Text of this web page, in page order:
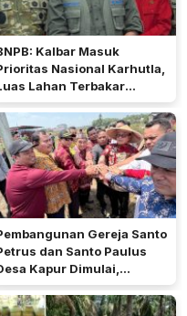
Kalbar Masuk
Nasional Karhutla,
Lahan Terbakar
Keempat
Gereja Santo
dan Santo Paulus
Kapur Dimulai,
Kubu Raya Siapkan
Jalan